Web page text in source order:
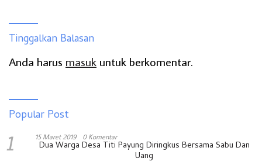
Tinggalkan Balasan
Anda harus masuk untuk berkomentar.
Popular Post
1 15 Maret 2019 0 Komentar
Dua Warga Desa Titi Payung Diringkus Bersama Sabu Dan
Uang